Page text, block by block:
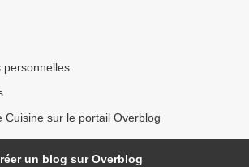
personnelles
Cuisine sur le portail Overblog
un blog sur Overblog